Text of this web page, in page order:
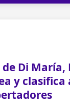
Di María,
y clasifica